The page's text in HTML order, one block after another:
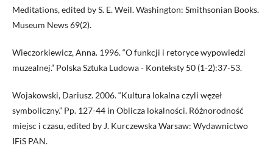
Meditations, edited by S. E. Weil. Washington: Smithsonian Books.
Museum News 69(2).
Wieczorkiewicz, Anna. 1996. “O funkcji i retoryce wypowiedzi
muzealnej.” Polska Sztuka Ludowa - Konteksty 50 (1-2):37-53.
Wojakowski, Dariusz. 2006. “Kultura lokalna czyli węzeł
symboliczny.” Pp. 127-44 in Oblicza lokalności. Różnorodność
miejsc i czasu, edited by J. Kurczewska Warsaw: Wydawnictwo
IFiS PAN.